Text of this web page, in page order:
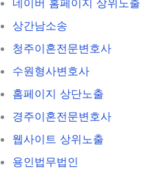
상간남소송
청주이혼전문변호사
수원형사변호사
홈페이지 상단노출
경주이혼전문변호사
웹사이트 상위노출
용인법무법인